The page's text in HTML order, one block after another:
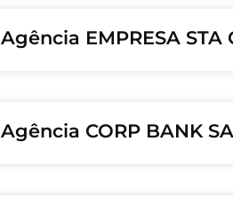
Agência EMPRESA STA
Agência CORP BANK